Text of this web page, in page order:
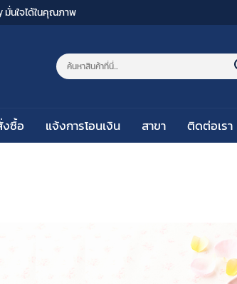
มั่นใจได้ในคุณภาพ
งซื้อ แจ้งการโอนเงิน สาขา ติดต่อเรา